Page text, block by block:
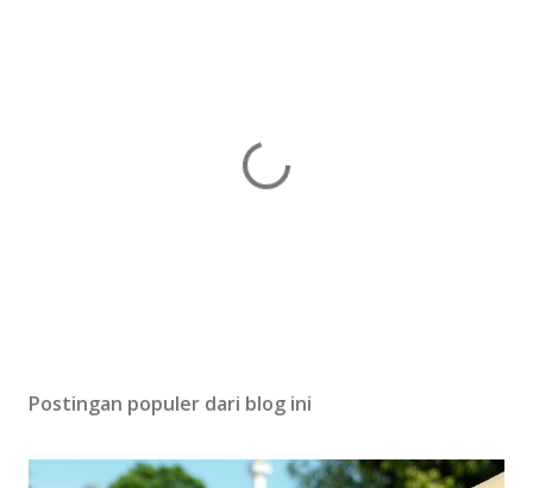
s
Postingan populer dari blog ini